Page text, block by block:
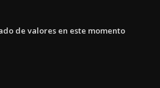
de valores en este momento